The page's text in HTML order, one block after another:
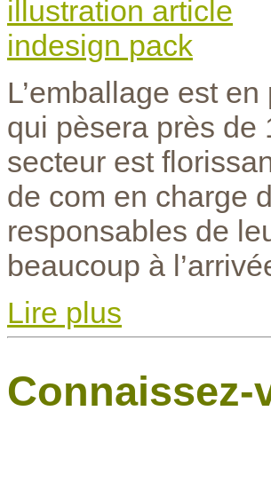
L’emballage est
qui pèsera près de
secteur est
de com en charge
responsables de
beaucoup à
Lire plus